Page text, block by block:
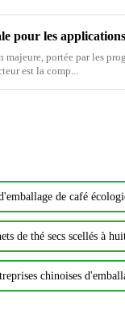
portée par les
est la comp...
de café
de thé secs scellés à
chinoises